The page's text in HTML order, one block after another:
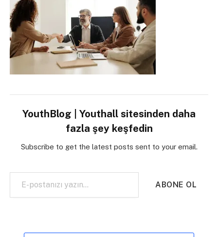
YouthBlog | Youthall sitesinden daha
fazla şey keşfedin
Subscribe to get the latest posts sent to your email.
E-postanızı yazın…
ABONE OL